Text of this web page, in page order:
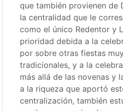
que también provienen de
la centralidad que le
como el único Redentor y
prioridad debida a la
por sobre otras fiestas
tradicionales, y a la
más allá de las novenas y
a la riqueza que aportó
centralización, también